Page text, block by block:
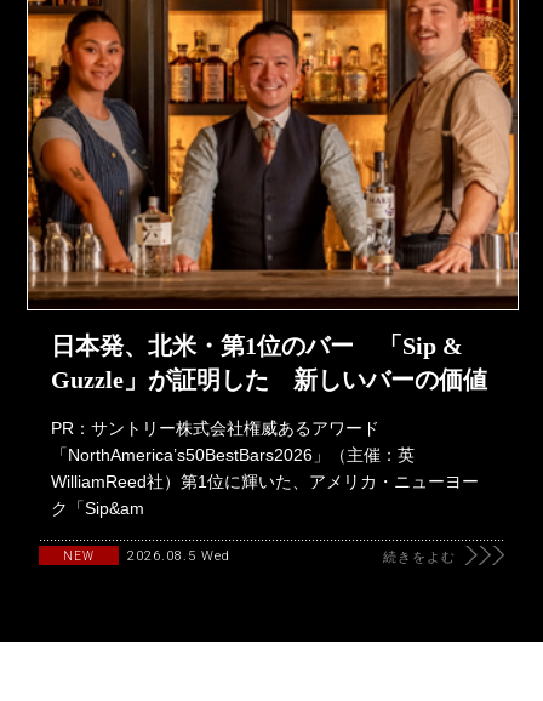
日本発、北米・第1位のバー 「Sip &
Guzzle」が証明した 新しいバーの価値
PR：サントリー株式会社権威あるアワード
「NorthAmerica’s50BestBars2026」（主催：英
WilliamReed社）第1位に輝いた、アメリカ・ニューヨー
ク「Sip&am
NEW 2026.08.5 Wed 続きをよむ